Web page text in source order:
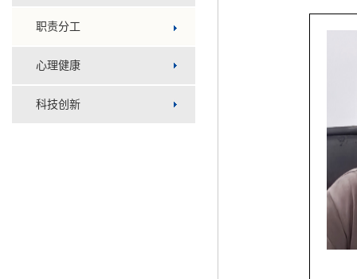
职责分工
心理健康
科技创新